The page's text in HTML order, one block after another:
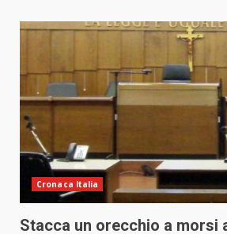
Cronaca Italia
Stacca un orecchio a morsi